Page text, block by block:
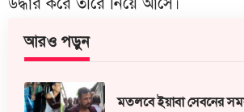
আরও পড়ুন
মতলবে ইয়াবা সেবনের